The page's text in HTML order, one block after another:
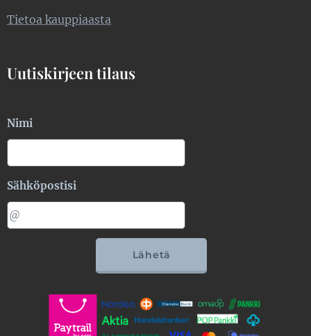
Tietoa kauppiaasta
Uutiskirjeen tilaus
Nimi
Sähköpostisi
Lähetä